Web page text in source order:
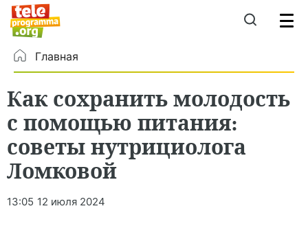
Главная
Как сохранить молодость
с помощью питания:
советы нутрициолога
Ломковой
13:05 12 июля 2024